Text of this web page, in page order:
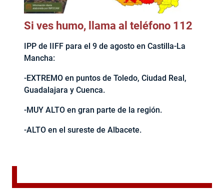
Si ves humo, llama al teléfono 112
IPP de IIFF para el 9 de agosto en Castilla-La
Mancha:
-EXTREMO en puntos de Toledo, Ciudad Real,
Guadalajara y Cuenca.
-MUY ALTO en gran parte de la región.
-ALTO en el sureste de Albacete.